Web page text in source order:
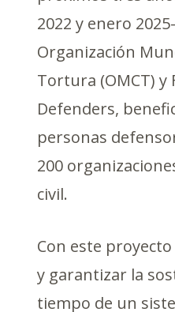
2022 y enero
Organización
Tortura (OMCT) y
Defenders,
personas
200
civil.
Con este
y garantizar la
tiempo de un